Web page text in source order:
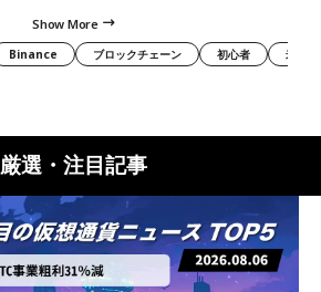
Show More
Binance ブロックチェーン 初心者 米国
厳選・注目記事